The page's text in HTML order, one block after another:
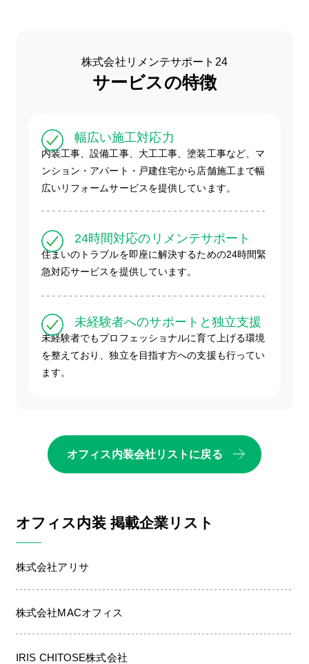
株式会社リメンテサポート24
サービスの特徴
幅広い施工対応力
内装工事、設備工事、大工工事、塗装工事など、マ
ンション・アパート・戸建住宅から店舗施工まで幅
広いリフォームサービスを提供しています。
24時間対応のリメンテサポート
住まいのトラブルを即座に解決するための24時間緊
急対応サービスを提供しています。
未経験者へのサポートと独立支援
未経験者でもプロフェッショナルに育て上げる環境
を整えており、独立を目指す方への支援も行ってい
ます。
オフィス内装会社リストに戻る
オフィス内装 掲載企業リスト
株式会社アリサ
株式会社MACオフィス
IRIS CHITOSE株式会社